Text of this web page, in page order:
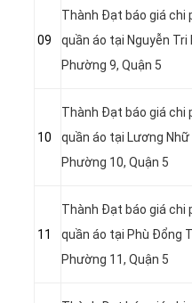
09
Thành Đạt báo giá chi
quần áo tại Nguyễn Tri
Phường 9, Quận 5
10
Thành Đạt báo giá chi
quần áo tại Lương Nhữ
Phường 10, Quận 5
11
Thành Đạt báo giá chi
quần áo tại Phù Đổng
Phường 11, Quận 5